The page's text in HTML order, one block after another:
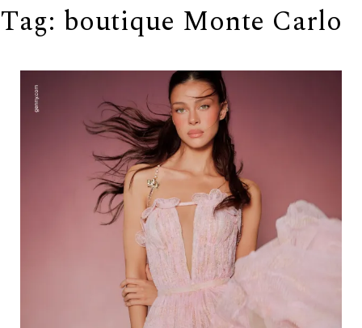
Tag: boutique Monte Carlo